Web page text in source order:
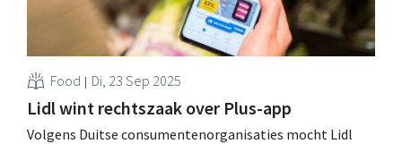
Food Di, 23 Sep 2025
Lidl wint rechtszaak over Plus-app
Volgens Duitse consumentenorganisaties mocht Lidl